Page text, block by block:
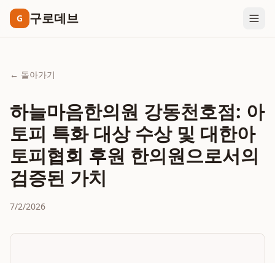
G 구로데브
← 돌아가기
하늘마음한의원 강동천호점: 아
토피 특화 대상 수상 및 대한아
토피협회 후원 한의원으로서의
검증된 가치
7/2/2026